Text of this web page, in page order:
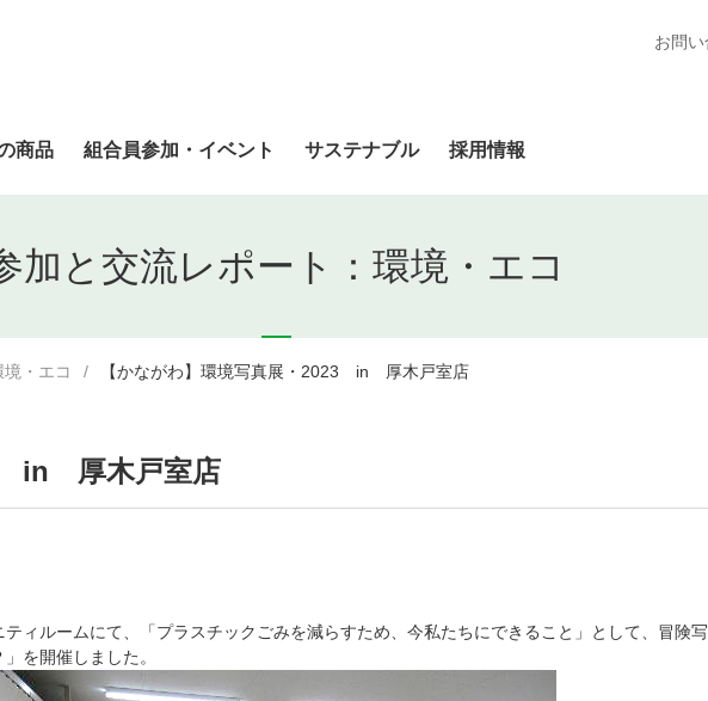
商品 組合員参加・イベント サステナブル 採用情報
お問
加と交流レポート：環境・エコ
・エコ 【かながわ】環境写真展・2023 in 厚木戸室店
in 厚木戸室店
ィルームにて、「プラスチックごみを減らすため、今私たちにできること」として、冒
を開催しました。